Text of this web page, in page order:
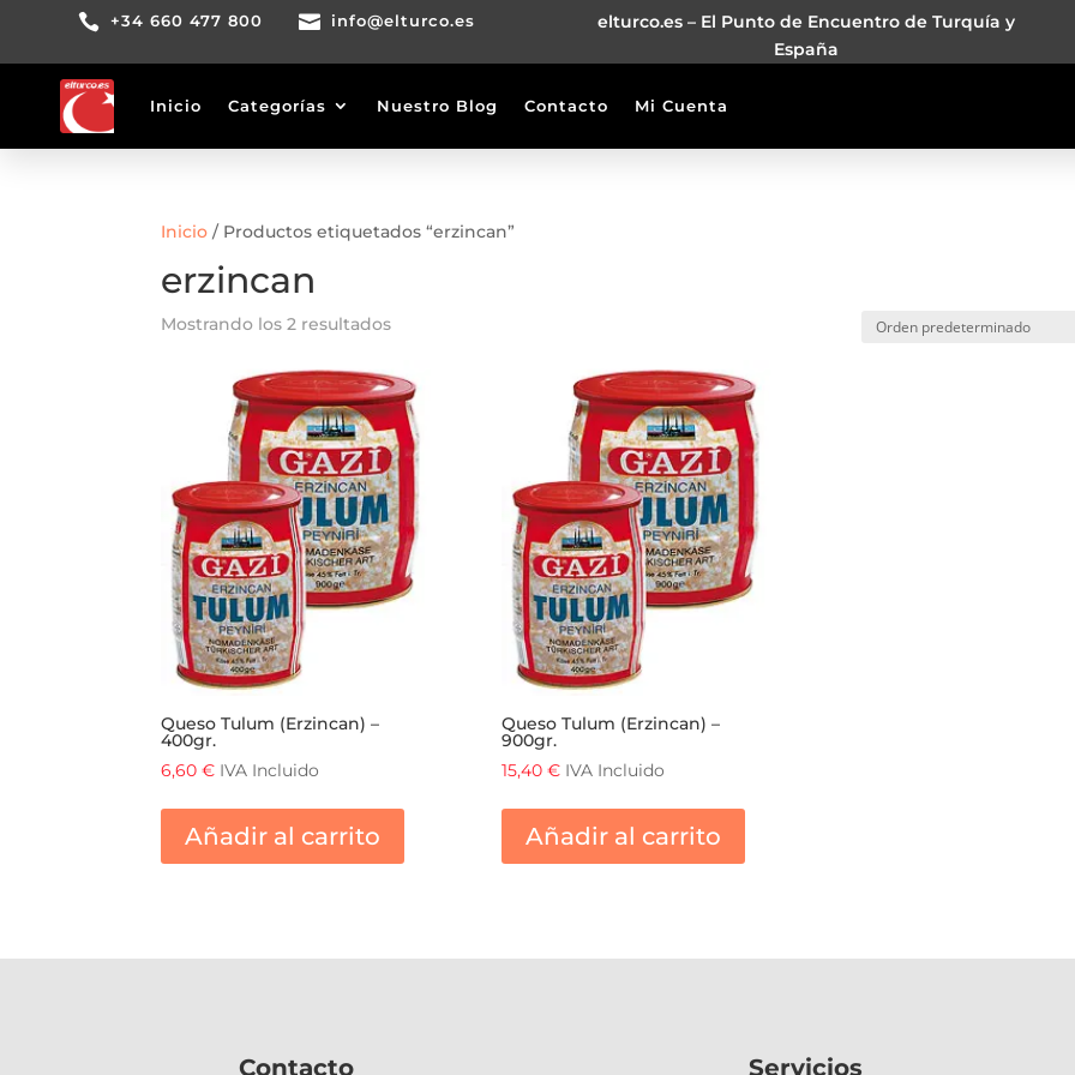
 +34 660 477 800  info@elturco.es
elturco.es – El Punto de Encuentro de Turquía y
España
Inicio Categorías Nuestro Blog Contacto Mi Cuenta
Inicio / Productos etiquetados “erzincan”
erzincan
Mostrando los 2 resultados
Queso Tulum (Erzincan) –
400gr.
6,60€ IVA Incluido
Añadir al carrito
Queso Tulum (Erzincan) –
900gr.
15,40 € IVA Incluido
Añadir al carrito
Contacto Servicios